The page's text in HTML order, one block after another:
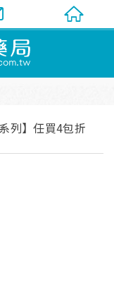
列】任買4包折